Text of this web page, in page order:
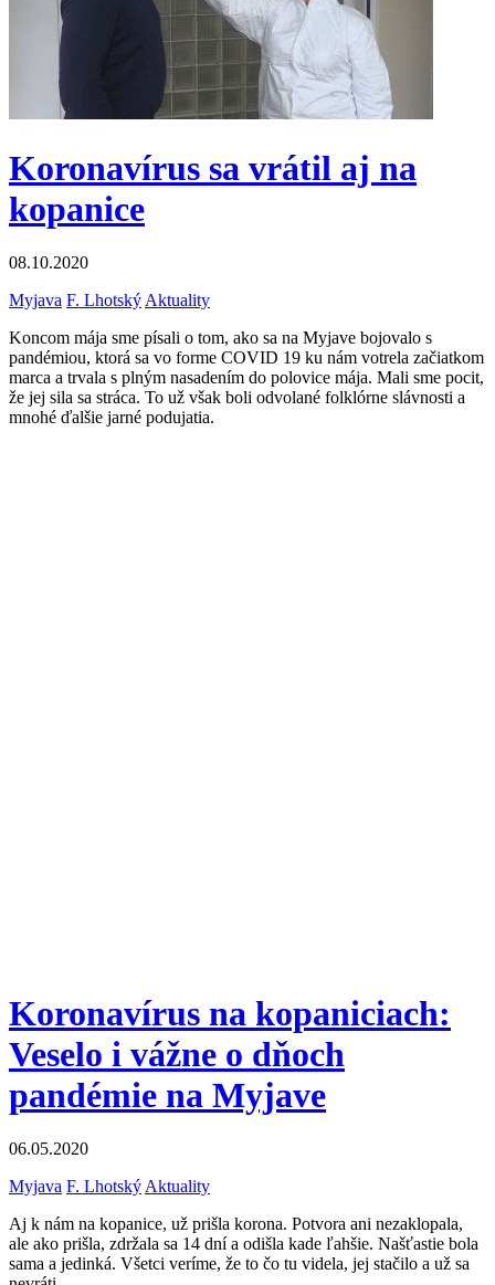
Koronavírus sa vrátil aj na
kopanice
08.10.2020
Myjava F. Lhotský Aktuality
Koncom mája sme písali o tom, ako sa na Myjave bojovalo s
pandémiou, ktorá sa vo forme COVID 19 ku nám votrela začiatkom
marca a trvala s plným nasadením do polovice mája. Mali sme pocit,
že jej sila sa stráca. To už však boli odvolané folklórne slávnosti a
mnohé ďalšie jarné podujatia.
Koronavírus na kopaniciach:
Veselo i vážne o dňoch
pandémie na Myjave
06.05.2020
Myjava F. Lhotský Aktuality
Aj k nám na kopanice, už prišla korona. Potvora ani nezaklopala,
ale ako prišla, zdržala sa 14 dní a odišla kade ľahšie. Našťastie bola
sama a jedinká. Všetci veríme, že to čo tu videla, jej stačilo a už sa